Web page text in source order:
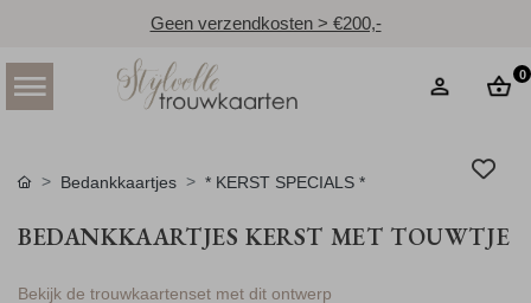
Geen verzendkosten > €200,-
0
Bedankkaartjes * KERST SPECIALS *
BEDANKKAARTJES KERST MET TOUWTJE
Bekijk de trouwkaartenset met dit ontwerp